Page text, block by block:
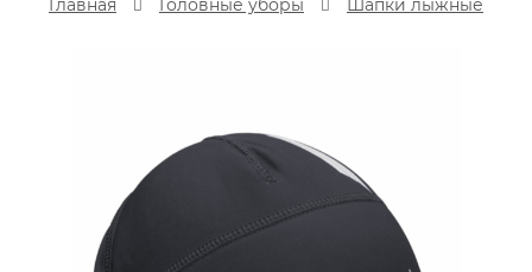
Главная Головные уборы Шапки лыжные